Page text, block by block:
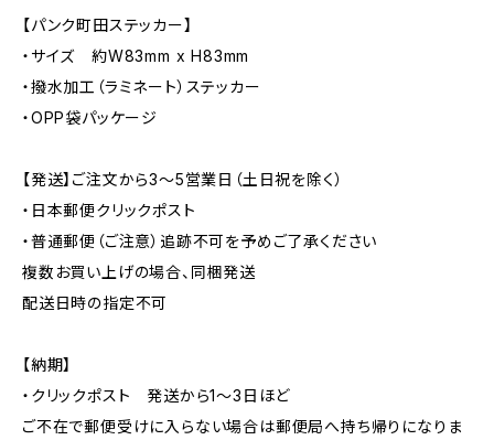
【パンク町田ステッカー】
・サイズ 約W83mm x H83mm
・撥水加工（ラミネート）ステッカー
・OPP袋パッケージ
【発送】ご注文から3〜5営業日（土日祝を除く）
・日本郵便クリックポスト
・普通郵便（ご注意）追跡不可を予めご了承ください
複数お買い上げの場合、同梱発送
配送日時の指定不可
【納期】
・クリックポスト 発送から1〜3日ほど
ご不在で郵便受けに入らない場合は郵便局へ持ち帰りになりま